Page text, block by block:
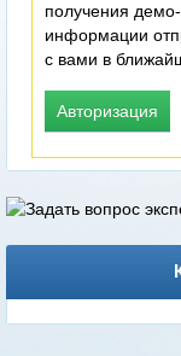
получения
информации
с вами в
Авторизация